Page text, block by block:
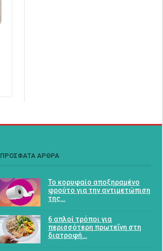
ΠΡΟΣΦΑΤΑ ΑΡΘΡΑ
Το κορυφαίο αποξηραμένο
φρούτο για την αντιμετώπιση
της…
6 απλοί τρόποι για
περισσότερη πρωτεΐνη στη
διατροφή…